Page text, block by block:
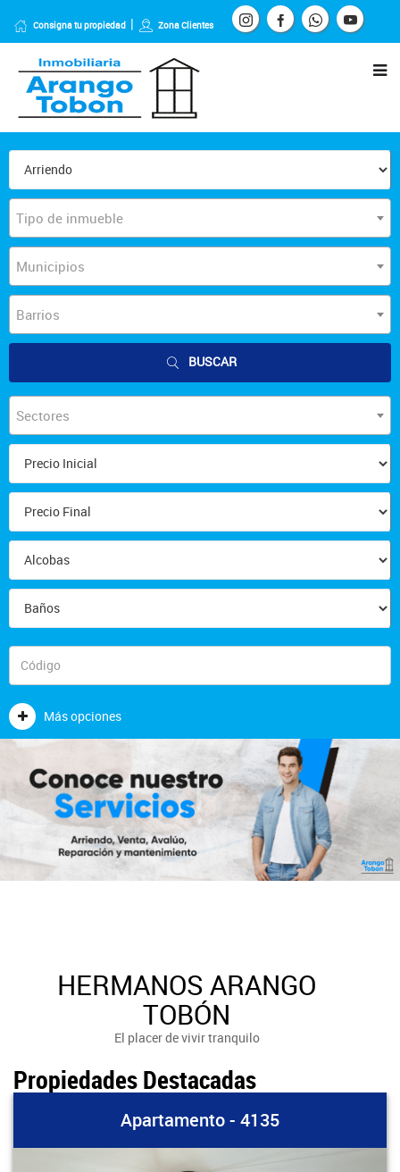
Consigna tu propiedad Zona Clientes
Tipo de inmueble
Municipios
Barrios
BUSCAR
Sectores
Más opciones
HERMANOS ARANGO
TOBÓN
El placer de vivir tranquilo
Propiedades Destacadas
Apartamento - 4135